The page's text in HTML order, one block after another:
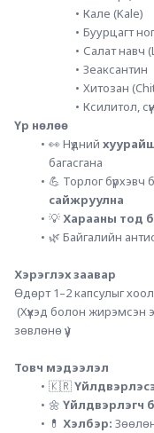
Кале (Kale)
Буурцагт
Салат навч
Зеаксантин
Хитозан
Ксилитол,
Үр нөлөө
👀 Нүдний
багасгана
💪 Торлог бүрхэвч
сайжруулна
💡 Харааны тод
🌿 Байгалийн
Хэрэглэх заавар
Өдөрт 1–2 капсулыг
зөвлөнө үү.)
Товч мэдээлэл
🇰🇷
🌼 Үйлдвэрлэгч
💊 Хэлбэр: